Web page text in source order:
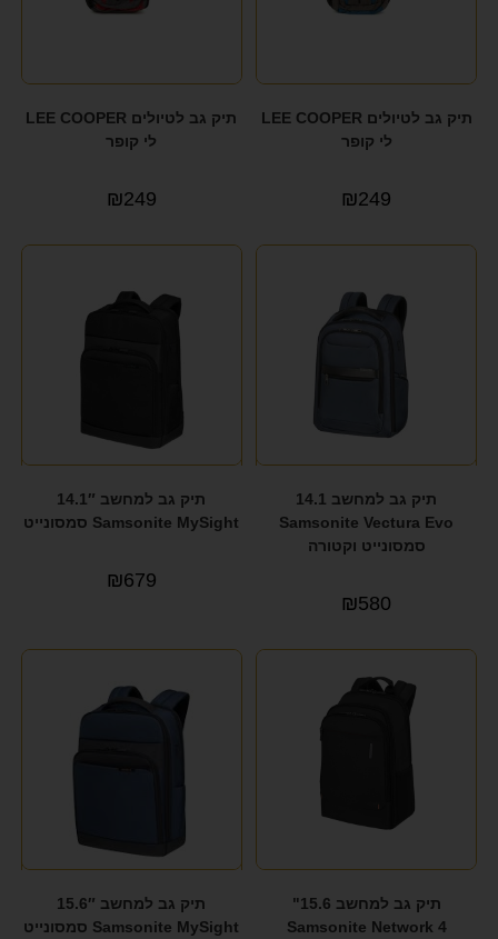
תיק גב לטיולים LEE COOPER
לי קופר
₪249
תיק גב לטיולים LEE COOPER
לי קופר
₪249
תיק גב למחשב 14.1
Samsonite Vectura Evo
סמסונייט וקטורה
₪580
תיק גב למחשב 14.1″
Samsonite MySight סמסונייט
₪679
תיק גב למחשב 15.6"
Samsonite Network 4
תיק גב למחשב 15.6″
Samsonite MySight סמסונייט